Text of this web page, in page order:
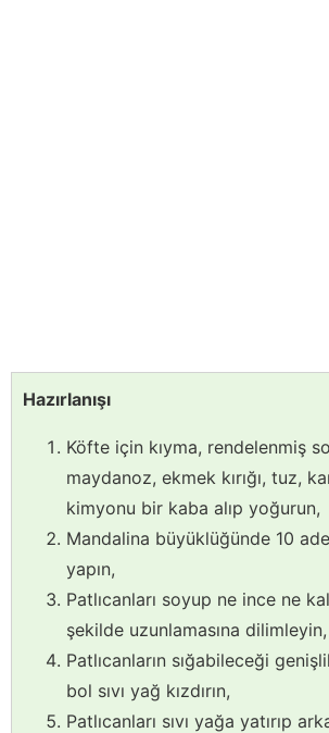
Hazırlanışı
Köfte için kıyma, rendelenmiş
maydanoz, ekmek kırığı, tuz,
kimyonu bir kaba alıp yoğurun,
Mandalina büyüklüğünde 10
yapın,
Patlıcanları soyup ne ince ne
şekilde uzunlamasına dilimleyin,
Patlıcanların sığabileceği
bol sıvı yağ kızdırın,
Patlıcanları sıvı yağa yatırıp